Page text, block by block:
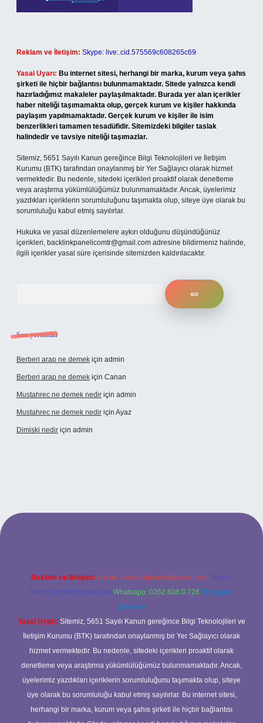
Reklam ve İletişim: Skype: live:.cid.575569c608265c69
Yasal Uyarı: Bu internet sitesi, herhangi bir marka, kurum veya şahıs
şirketi ile hiçbir bağlantısı bulunmamaktadır. Sitede yalnızca kendi
hazırladığımız makaleler paylaşılmaktadır. Burada yer alan içerikler
haber niteliği taşımamakta olup, gerçek kurum ve kişiler hakkında
paylaşım yapılmamaktadır. Gerçek kurum ve kişiler ile isim
benzerlikleri tamamen tesadüfidir. Sitemizdeki bilgiler taslak
halindedir ve tavsiye niteliği taşımazlar.
Sitemiz, 5651 Sayılı Kanun gereğince Bilgi Teknolojileri ve İletişim
Kurumu (BTK) tarafından onaylanmış bir Yer Sağlayıcı olarak hizmet
vermektedir. Bu nedenle, sitedeki içerikleri proaktif olarak denetleme
veya araştırma yükümlülüğümüz bulunmamaktadır. Ancak, üyelerimiz
yazdıkları içeriklerin sorumluluğunu taşımakta olup, siteye üye olarak bu
sorumluluğu kabul etmiş sayılırlar.
Hukuka ve yasal düzenlemelere aykırı olduğunu düşündüğünüz
içerikleri, backlinkpanelicomtr@gmail.com adresine bildirmeniz halinde,
ilgili içerikler yasal süre içerisinde sitemizden kaldırılacaktır.
Son yorumlar
Berberi arap ne demek için admin
Berberi arap ne demek için Canan
Mustahrec ne demek nedir için admin
Mustahrec ne demek nedir için Ayaz
Dimiski nedir için admin
güncel adresi
Reklam ve İletişim: E-mail: backlinkpaneli@gmail.com Teams:
forumhizmeti@gmail.com Whatsapp: 0262 606 0 726 Telegram:
@karabul
Yasal Uyarı: Sitemiz, 5651 Sayılı Kanun gereğince Bilgi Teknolojileri ve
İletişim Kurumu (BTK) tarafından onaylanmış bir Yer Sağlayıcı olarak
hizmet vermektedir. Bu nedenle, sitedeki içerikleri proaktif olarak
denetleme veya araştırma yükümlülüğümüz bulunmamaktadır. Ancak,
üyelerimiz yazdıkları içeriklerin sorumluluğunu taşımakta olup, siteye
üye olarak bu sorumluluğu kabul etmiş sayılırlar. Bu internet sitesi,
herhangi bir marka, kurum veya şahıs şirketi ile hiçbir bağlantısı